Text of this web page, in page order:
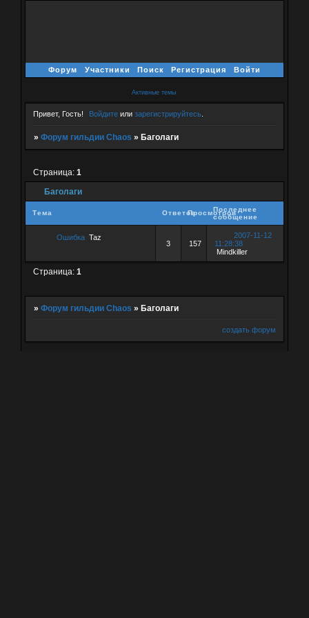
Форум Участники Поиск Регистрация Войти
Активные темы
Привет, Гость! Войдите илизарегистрируйтесь
» Форум гильдии Chaos » Баголаги
Баголаги
Страница: 1
Тема ОтветовПросмотров
Последнее
сообщение
Ошибка Taz
3 157
2007-11-12
11:28:38
Mindkiller
Страница: 1
» Форум гильдии Chaos » Баголаги
создать форум